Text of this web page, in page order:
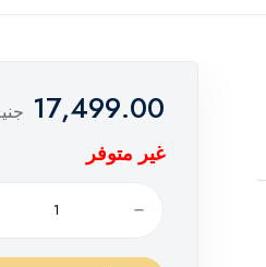
17,499.00
غير متوفر